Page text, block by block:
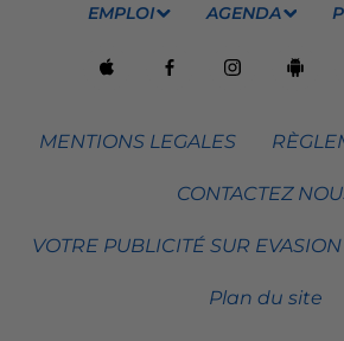
EMPLOI AGENDA
MENTIONS LEGALES
CONTACTEZ
VOTRE PUBLICITÉ SUR EVASION
Plan du site